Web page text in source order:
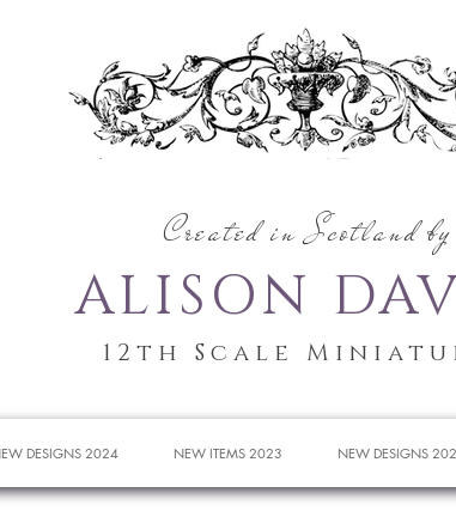
Created in Scotland by
ALISON
12th Scale
DESIGNS 2024 NEW ITEMS 2023 NEW DESIGNS